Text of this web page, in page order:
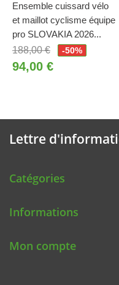
Ensemble cuissard vélo
et maillot cyclisme équipe
pro SLOVAKIA 2026...
188,00 €
-50%
94,00 €
Lettre
Catégories
Informations
Mon compte